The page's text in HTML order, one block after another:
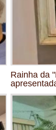
Rainha da